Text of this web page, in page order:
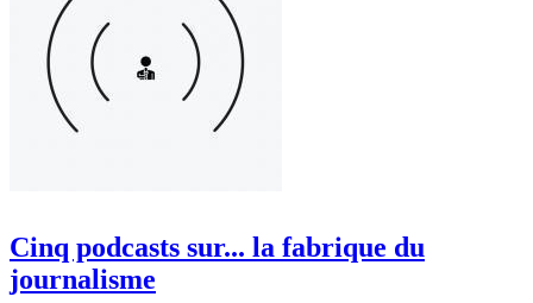
Cinq podcasts sur... la fabrique du
journalisme